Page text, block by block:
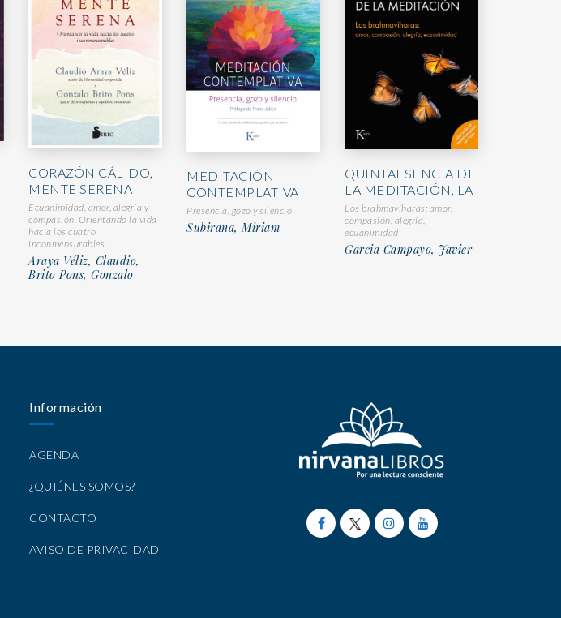
CORAZÓN CÁLIDO,
MENTE SERENA
Ecuanimidad, amor, alegría y
compasión. Orientando la vida
hacia los cuatro
inconmensurables
Araya Véliz, Claudio,
Brito Pons, Gonzalo
MEDITACIÓN
CONTEMPLATIVA
Presencia, gozo y silencio
Subirana, Miriam
QUINTAESENCIA DE
LA MEDITACIÓN, LA
Los brahmaviharas: amor,
compasión, alegría,
ecuanimidad
Garcia Campayo, Javier
Información
AGENDA
¿QUIÉNES SOMOS?
CONTACTO
AVISO DE PRIVACIDAD